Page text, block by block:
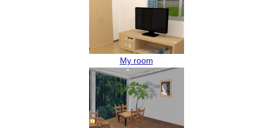
My room